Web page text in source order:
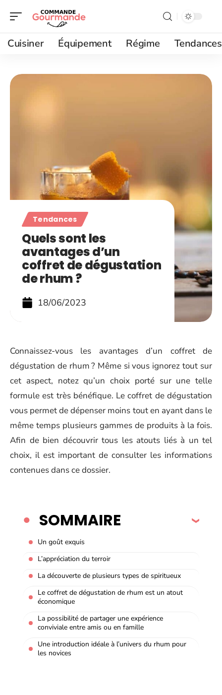
Cuisiner Équipement Régime Tendances
Tendances
Quels sont les
avantages d’un
coffret de dégustation
de rhum ?
18/06/2023
Connaissez-vous les avantages d’un coffret de
dégustation de rhum ? Même si vous ignorez tout sur
cet aspect, notez qu’un choix porté sur une telle
formule est très bénéfique. Le coffret de dégustation
vous permet de dépenser moins tout en ayant dans le
même temps plusieurs gammes de produits à la fois.
Afin de bien découvrir tous les atouts liés à un tel
choix, il est important de consulter les informations
contenues dans ce dossier.
SOMMAIRE
Un goût exquis
L’appréciation du terroir
La découverte de plusieurs types de spiritueux
Le coffret de dégustation de rhum est un atout
économique
La possibilité de partager une expérience
conviviale entre amis ou en famille
Une introduction idéale à l’univers du rhum pour
les novices